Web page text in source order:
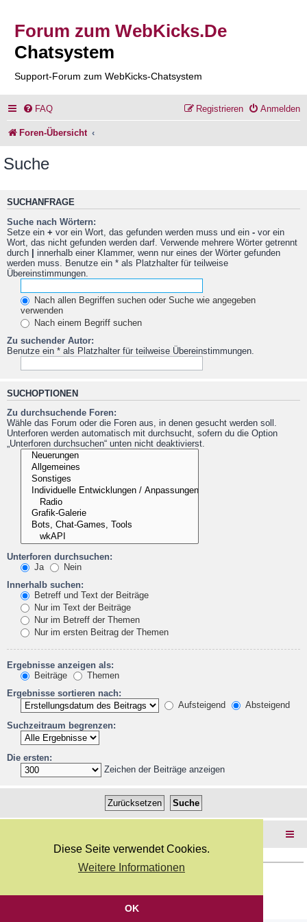
Diese Seite verwendet Cookies.
Weitere Informationen
OK
Forum zum WebKicks.De
Chatsystem
Support-Forum zum WebKicks-Chatsystem
FAQ Anmelden
Registrieren
Foren-Übersicht
Suche
SUCHANFRAGE
Suche nach Wörtern:
Setze ein + vor ein Wort, das gefunden werden muss und ein - vor ein
Wort, das nicht gefunden werden darf. Verwende mehrere Wörter getrennt
durch | innerhalb einer Klammer, wenn nur eines der Wörter gefunden
werden muss. Benutze ein * als Platzhalter für teilweise
Übereinstimmungen.
Nach allen Begriffen suchen oder Suche wie angegeben
verwenden
Nach einem Begriff suchen
Zu suchender Autor:
Benutze ein * als Platzhalter für teilweise Übereinstimmungen.
SUCHOPTIONEN
Zu durchsuchende Foren:
Wähle das Forum oder die Foren aus, in denen gesucht werden soll.
Unterforen werden automatisch mit durchsucht, sofern du die Option
„Unterforen durchsuchen“ unten nicht deaktivierst.
Unterforen durchsuchen:
Ja
Nein
Innerhalb suchen:
Betreff und Text der Beiträge
Nur im Text der Beiträge
Nur im Betreff der Themen
Nur im ersten Beitrag der Themen
Ergebnisse anzeigen als:
Beiträge
Themen
Ergebnisse sortieren nach:
Aufsteigend
Absteigend
Suchzeitraum begrenzen:
Die ersten:
Zeichen der Beiträge anzeigen
Deutsche Übersetzung durchphpBB.de